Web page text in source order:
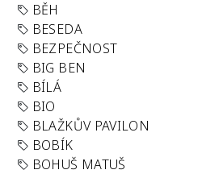
BĚH
BESEDA
BEZPEČNOST
BIG BEN
BÍLÁ
BIO
BLAŽKŮV PAVILON
BOBÍK
BOHUŠ MATUŠ